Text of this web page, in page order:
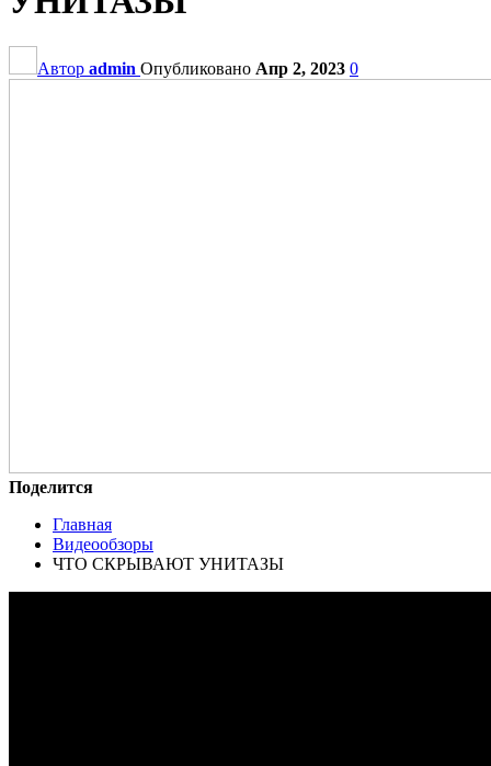
Автор admin Опубликовано Апр 2, 2023 0
Поделится
Главная
Видеообзоры
ЧТО СКРЫВАЮТ УНИТАЗЫ